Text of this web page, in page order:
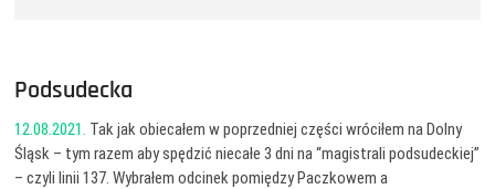
Podsudecka
12.08.2021. Tak jak obiecałem w poprzedniej części wróciłem na Dolny
Śląsk – tym razem aby spędzić niecałe 3 dni na “magistrali podsudeckiej”
– czyli linii 137. Wybrałem odcinek pomiędzy Paczkowem a